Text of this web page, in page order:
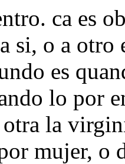
ca es
si, o a
es
lo por
la
mujer, o